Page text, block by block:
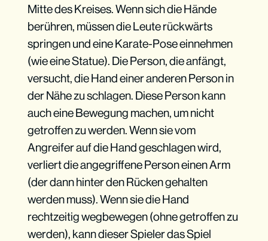
Mitte des Kreises. Wenn sich die Hände
berühren, müssen die Leute rückwärts
springen und eine Karate-Pose einnehmen
(wie eine Statue). Die Person, die anfängt,
versucht, die Hand einer anderen Person in
der Nähe zu schlagen. Diese Person kann
auch eine Bewegung machen, um nicht
getroffen zu werden. Wenn sie vom
Angreifer auf die Hand geschlagen wird,
verliert die angegriffene Person einen Arm
(der dann hinter den Rücken gehalten
werden muss). Wenn sie die Hand
rechtzeitig wegbewegen (ohne getroffen zu
werden), kann dieser Spieler das Spiel